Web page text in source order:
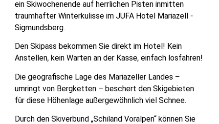
ein Skiwochenende auf herrlichen Pisten inmitten
traumhafter Winterkulisse im JUFA Hotel Mariazell ­
Sigmundsberg.
Den Skipass bekommen Sie direkt im Hotel! Kein
Anstellen, kein Warten an der Kasse, einfach losfahren!
Die geografische Lage des Mariazeller Landes –
umringt von Bergketten – beschert den Skigebieten
für diese Höhenlage außergewöhnlich viel Schnee.
Durch den Skiverbund „Schiland Voralpen“ können Sie